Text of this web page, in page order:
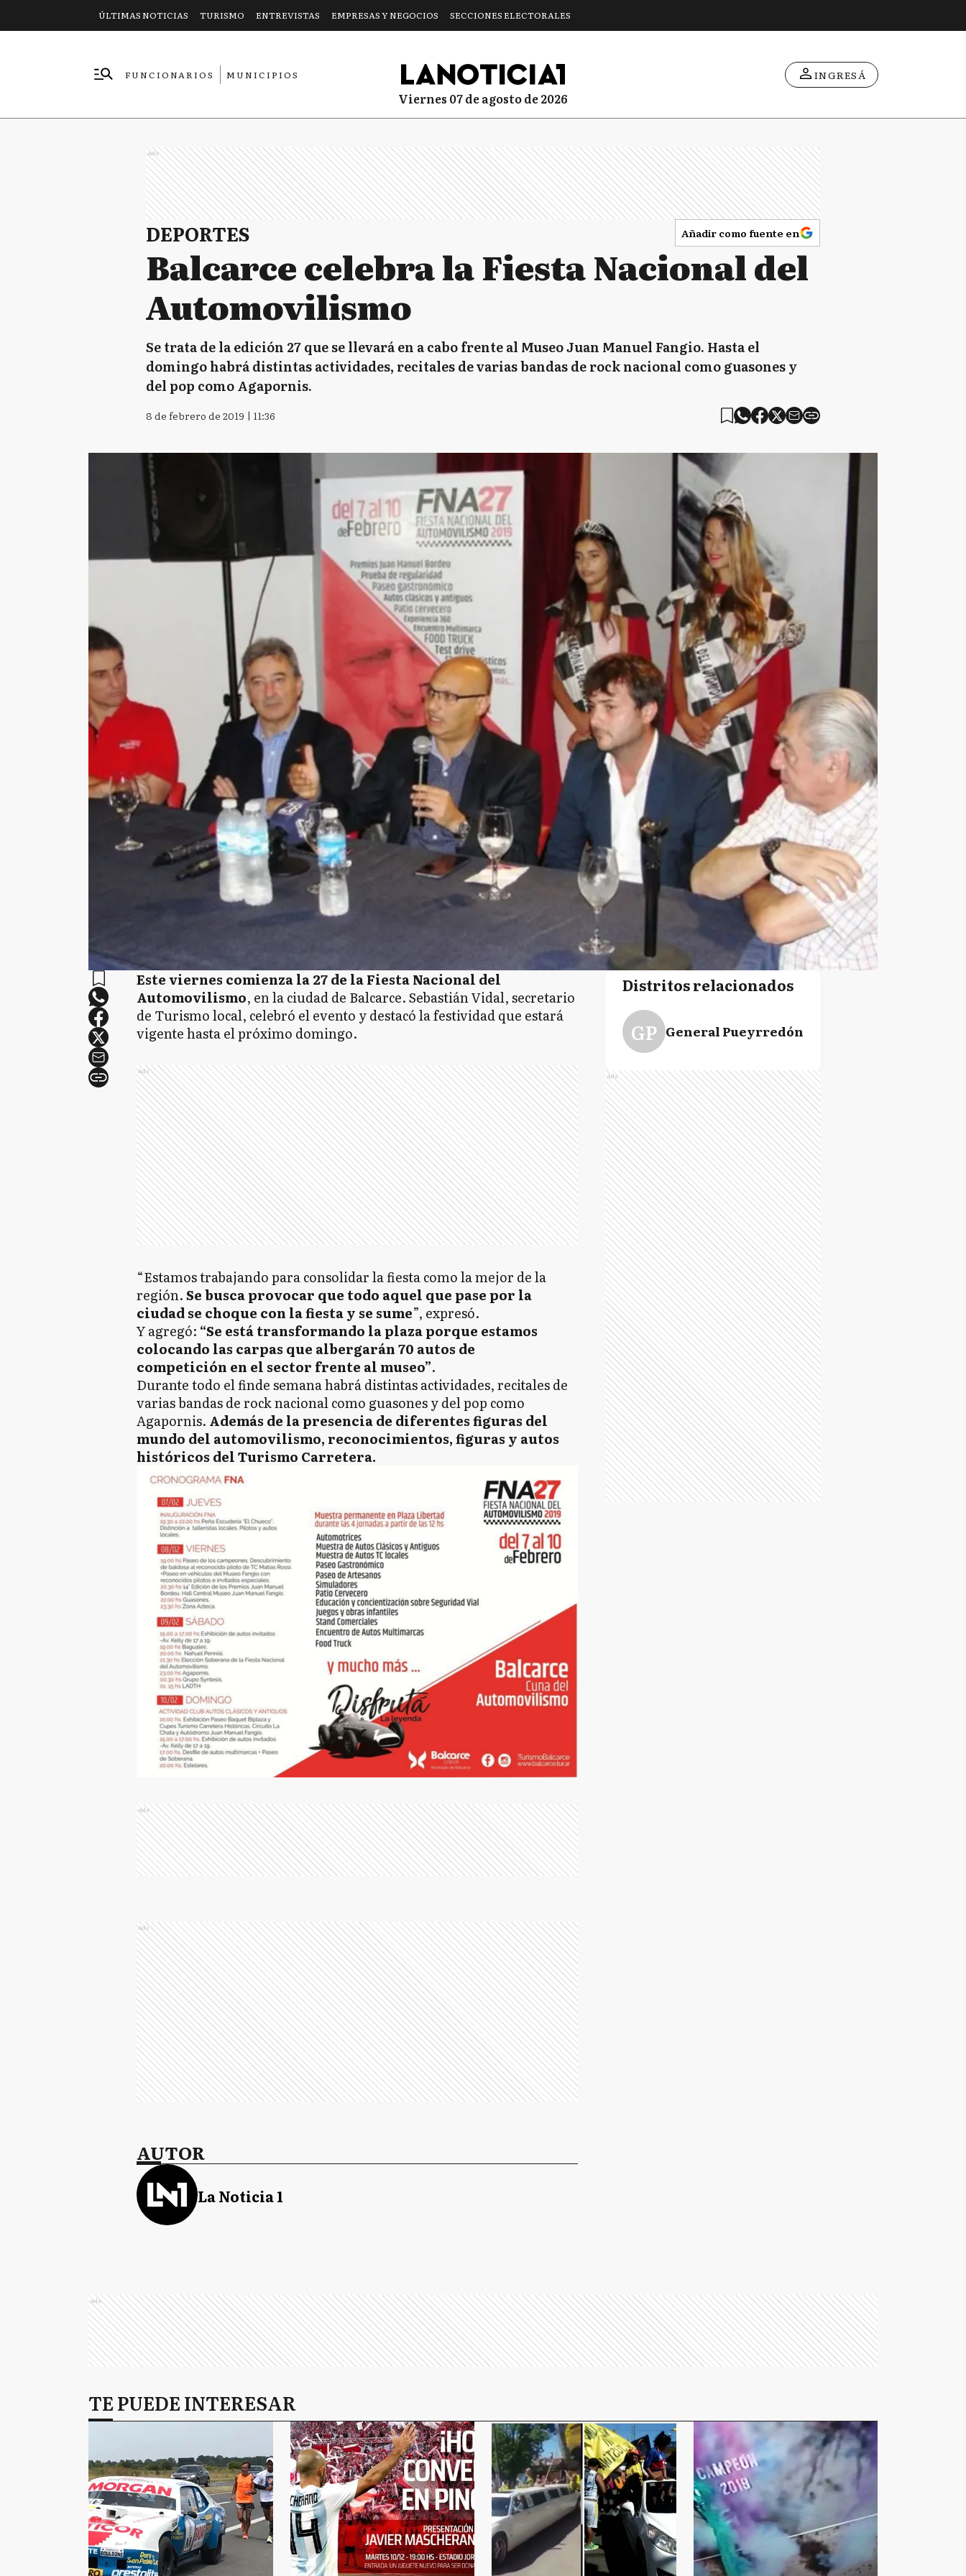
ÚLTIMAS NOTICIAS TURISMO ENTREVISTAS EMPRESAS Y NEGOCIOS SECCIONES ELECTORALES
FUNCIONARIOS
MUNICIPIOS
viernes 07 de agosto de 2026
INGRESÁ
Ads
DEPORTES Añadir como fuente en
Balcarce celebra la Fiesta Nacional del
Automovilismo
Se trata de la edición 27 que se llevará en a cabo frente al Museo Juan Manuel Fangio. Hasta el
domingo habrá distintas actividades, recitales de varias bandas de rock nacional como guasones y
del pop como Agapornis.
8 de febrero de 2019 | 11:36
Este viernes comienza la 27 de la Fiesta Nacional del
Automovilismo, en la ciudad de Balcarce. Sebastián Vidal, secretario
de Turismo local, celebró el evento y destacó la festividad que estará
vigente hasta el próximo domingo.
Ads
“Estamos trabajando para consolidar la fiesta como la mejor de la
región.Se busca provocar que todo aquel que pase por la
ciudad se choque con la fiesta y se sume”, expresó.
Y agregó: “Se está transformando la plaza porque estamos
colocando las carpas que albergarán 70 autos de
competición en el sector frente al museo”.
Durante todo el finde semana habrá distintas actividades, recitales de
varias bandas de rock nacional como guasones y del pop como
Agapornis. Además de la presencia de diferentes figuras del
mundo del automovilismo, reconocimientos, figuras y autos
históricos del Turismo Carretera.
Ads
Ads
AUTOR
La Noticia 1
Distritos relacionados
GP General Pueyrredón
Ads
Ads
TE PUEDE INTERESAR